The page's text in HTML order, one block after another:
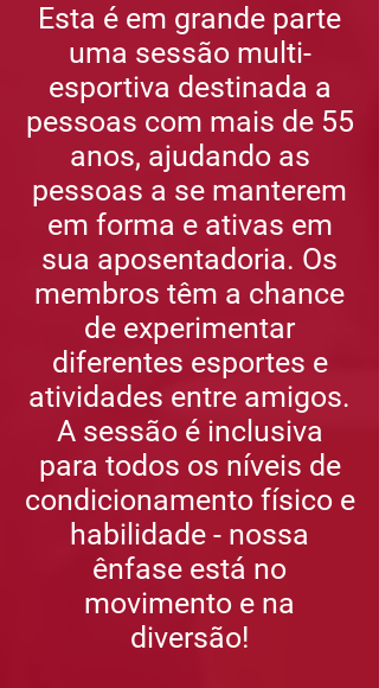
Esta é em grande parte
uma sessão multi-
esportiva destinada a
pessoas com mais de 55
anos, ajudando as
pessoas a se manterem
em forma e ativas em
sua aposentadoria. Os
membros têm a chance
de experimentar
diferentes esportes e
atividades entre amigos.
A sessão é inclusiva
para todos os níveis de
condicionamento físico e
habilidade - nossa
ênfase está no
movimento e na
diversão!